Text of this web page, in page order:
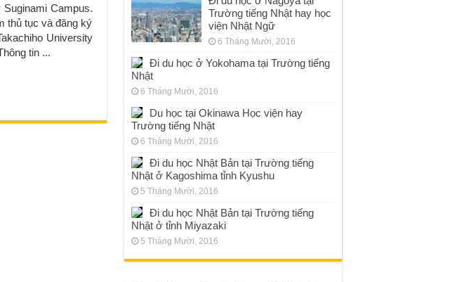
Suginami Campus.
thủ tục và đăng ký
University
tin ...
Trường tiếng Nhật hay học
viện Nhật Ngữ
6 Tháng Mười, 2016
Đi du học ở Yokohama tại Trường tiếng
Nhật
6 Tháng Mười, 2016
Du học tại Okinawa Học viện hay
Trường tiếng Nhật
6 Tháng Mười, 2016
Đi du học Nhật Bản tại Trường tiếng
Nhật ở Kagoshima tỉnh Kyushu
5 Tháng Mười, 2016
Đi du học Nhật Bản tại Trường tiếng
Nhật ở tỉnh Miyazaki
5 Tháng Mười, 2016